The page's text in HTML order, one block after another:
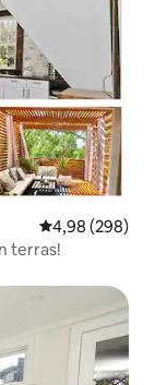
Gemiddelde
4,98 (298)
terras!